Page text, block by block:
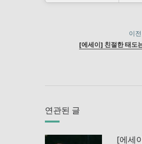
이
[에세이] 친절한 태도
연관된 글
[에세